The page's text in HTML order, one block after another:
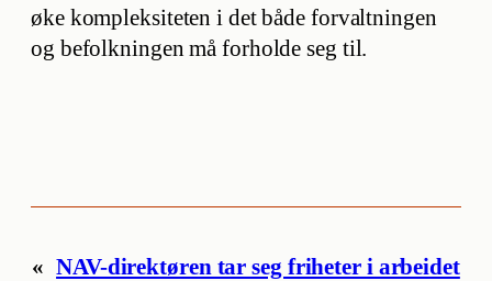
øke kompleksiteten i det både forvaltningen
og befolkningen må forholde seg til.
« NAV-direktøren tar seg friheter i arbeidet